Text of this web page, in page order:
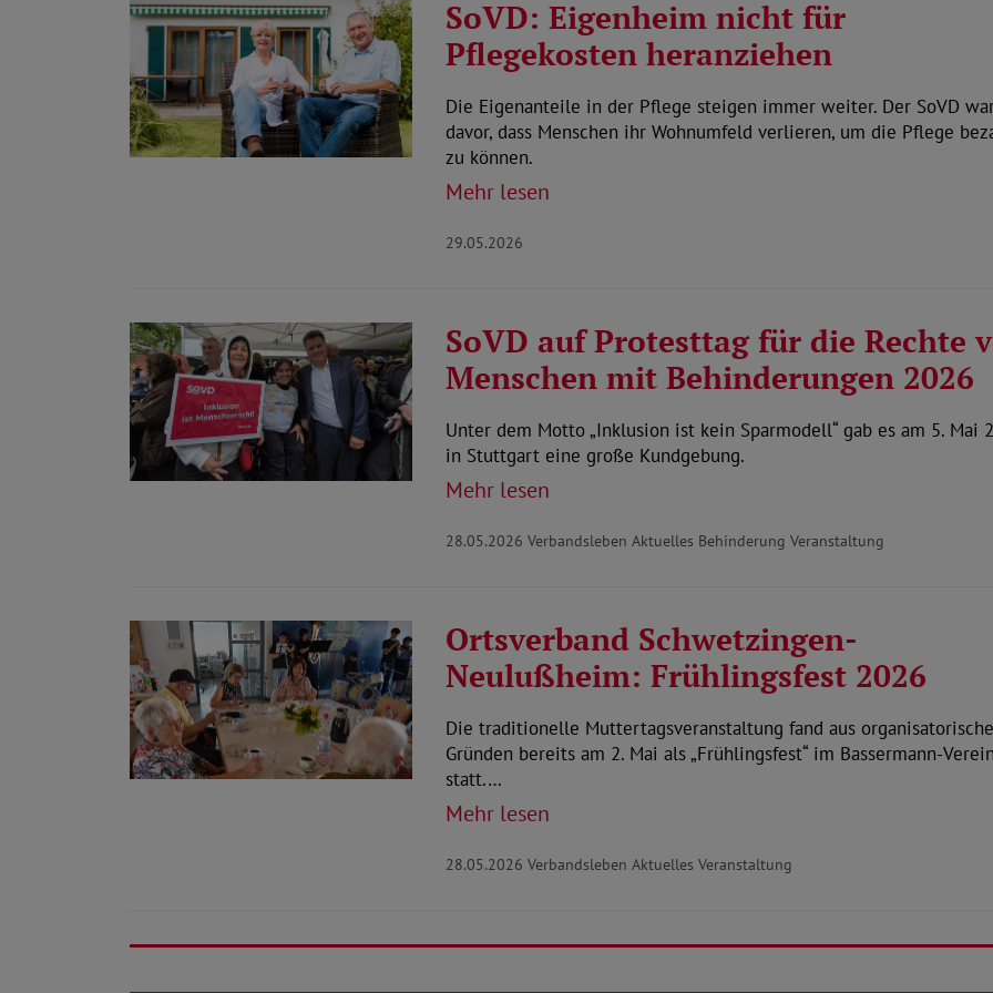
SoVD: Eigenheim nicht für
Pflegekosten heranziehen
Die Eigenanteile in der Pflege steigen immer weiter. Der SoVD
davor, dass Menschen ihr Wohnumfeld verlieren, um die Pflege
zu können.
Mehr lesen
29.05.2026
SoVD auf Protesttag für die Rechte
Menschen mit Behinderungen 2026
Unter dem Motto „Inklusion ist kein Sparmodell“ gab es am 5. Mai
in Stuttgart eine große Kundgebung.
Mehr lesen
28.05.2026 Verbandsleben Aktuelles Behinderung Veranstaltung
Ortsverband Schwetzingen-
Neulußheim: Frühlingsfest 2026
Die traditionelle Muttertagsveranstaltung fand aus
Gründen bereits am 2. Mai als „Frühlingsfest“ im Bassermann-
statt.…
Mehr lesen
28.05.2026 Verbandsleben Aktuelles Veranstaltung